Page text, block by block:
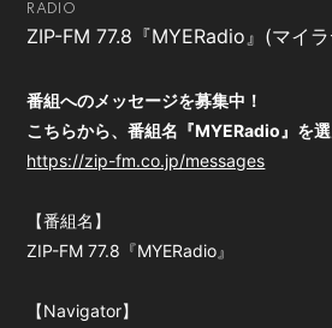
会員登録 ログイン
RADIO
ZIP-FM 77.8『MYERadio』(マイ
番組へのメッセージを募集中！
こちらから、番組名『MYERadio』を
https://zip-fm.co.jp/messages
【番組名】
ZIP-FM 77.8『MYERadio』
【Navigator】